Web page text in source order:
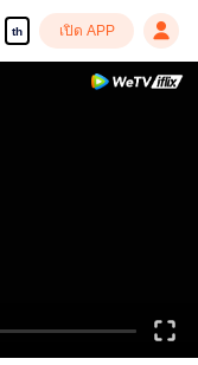
th เปิด APP